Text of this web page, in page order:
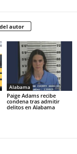
autor
Alabama
Paige Adams recibe
condena tras admitir
delitos en Alabama